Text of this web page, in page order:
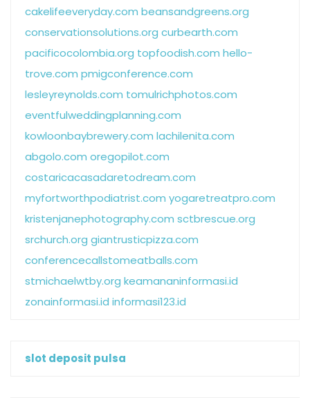
cakelifeeveryday.com beansandgreens.org
conservationsolutions.org curbearth.com
pacificocolombia.org topfoodish.com hello-
trove.com pmigconference.com
lesleyreynolds.com tomulrichphotos.com
eventfulweddingplanning.com
kowloonbaybrewery.com lachilenita.com
abgolo.com oregopilot.com
costaricacasadaretodream.com
myfortworthpodiatrist.com yogaretreatpro.com
kristenjanephotography.com sctbrescue.org
srchurch.org giantrusticpizza.com
conferencecallstomeatballs.com
stmichaelwtby.org keamananinformasi.id
zonainformasi.id informasi123.id
slot deposit pulsa